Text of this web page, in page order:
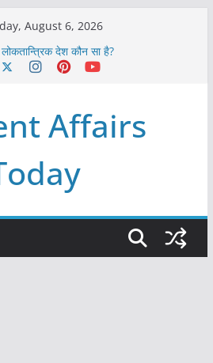
August 6, 2026
देश कौन सा है?
and its Management
के शासन होते है?Affairs